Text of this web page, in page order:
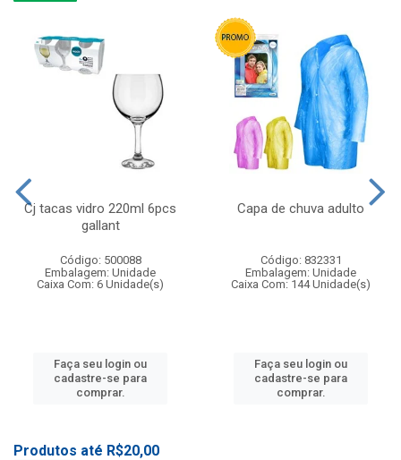
Cj tacas vidro 220ml 6pcs
gallant
Código: 500088
Embalagem: Unidade
Caixa Com: 6 Unidade(s)
Faça seu login ou
cadastre-se para
comprar.
Capa de chuva adulto
Código: 832331
Embalagem: Unidade
Caixa Com: 144 Unidade(s)
Faça seu login ou
cadastre-se para
comprar.
Produtos até R$20,00